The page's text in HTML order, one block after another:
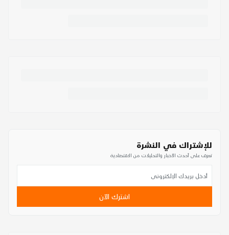
للإشتراك في النشرة
تعرف على أحدث الأخبار والتحليلات من الاقتصادية
اشترك الآن